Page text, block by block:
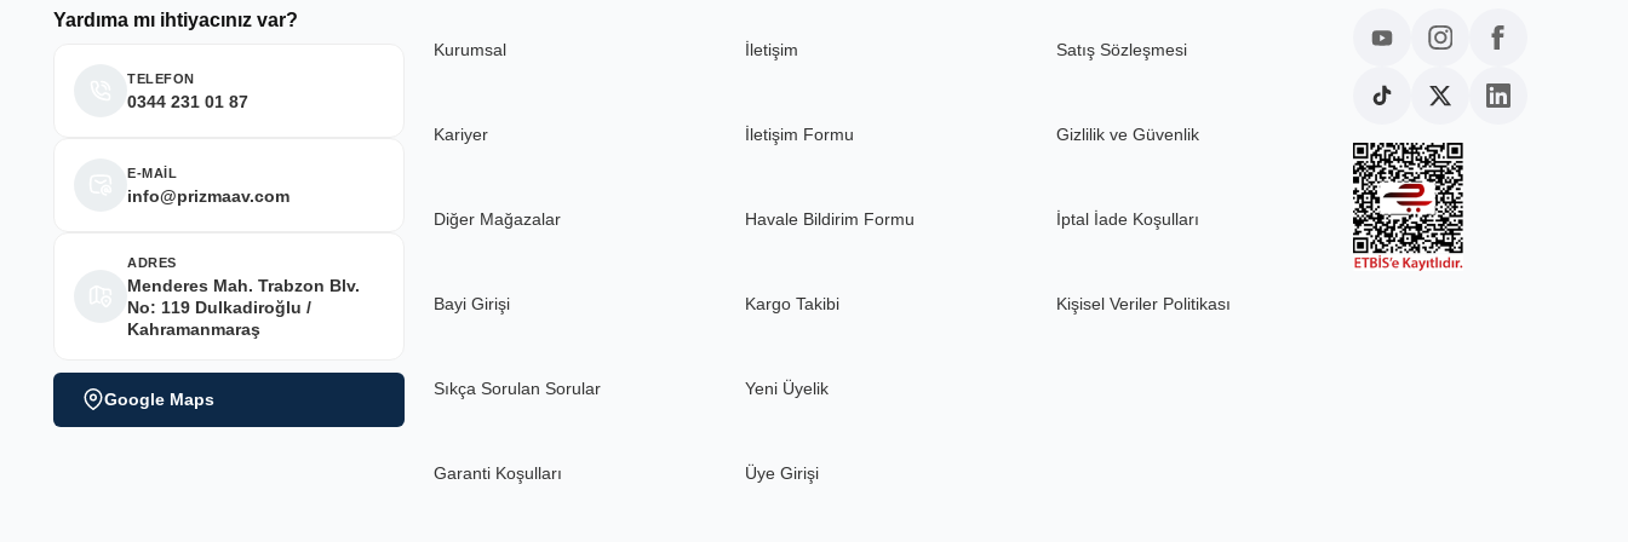
Deneyimini Paylaş
Yardıma mı ihtiyacınız var?
TELEFON
0344 231 01 87
E-MAİL
info@prizmaav.com
ADRES
Menderes Mah. Trabzon Blv.
No: 119 Dulkadiroğlu /
Kahramanmaraş
Google Maps
Kurumsal
Kariyer
Diğer Mağazalar
Bayi Girişi
Sıkça Sorulan Sorular
Garanti Koşulları
İletişim
İletişim Formu
Havale Bildirim Formu
Kargo Takibi
Yeni Üyelik
Üye Girişi
Satış Sözleşmesi
Gizlilik ve Güvenlik
İptal İade Koşulları
Kişisel Veriler Politikası